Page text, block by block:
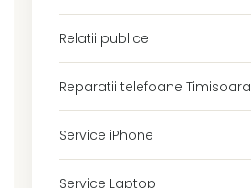
Relatii publice
Reparatii telefoane Timisoara
Service iPhone
Service Laptop